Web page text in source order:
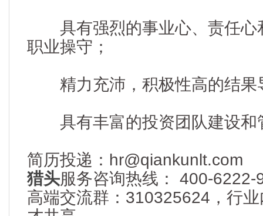
具有强烈的事业心、责任心
职业操守；
精力充沛，积极性高的结果
具有丰富的投资团队建设和
简历投递：hr@qiankunlt.com
猎头服务咨询热线： 400-6222-
高端交流群：310325624，行